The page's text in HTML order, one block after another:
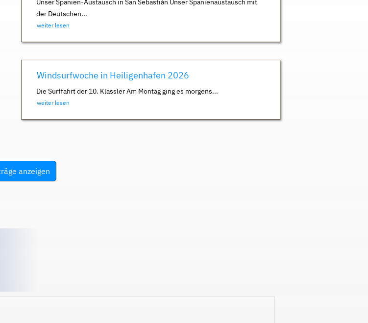
Unser Spanien-Austausch in San Sebastián Unser Spanienaustausch mit
der Deutschen...
weiter lesen
Windsurfwoche in Heiligenhafen 2026
Die Surffahrt der 10. Klässler Am Montag ging es morgens...
weiter lesen
anzeigen